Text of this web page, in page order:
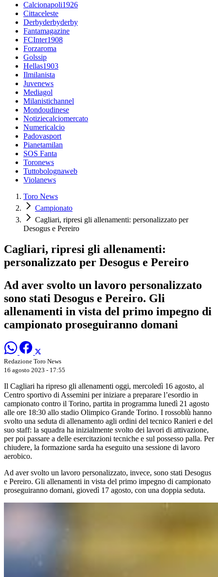
Calcionapoli1926
Cittaceleste
Derbyderbyderby
Fantamagazine
FCInter1908
Forzaroma
Golssip
Hellas1903
Ilmilanista
Juvenews
Mediagol
Milanistichannel
Mondoudinese
Notiziecalciomercato
Numericalcio
Padovasport
Pianetamilan
SOS Fanta
Toronews
Tuttobolognaweb
Violanews
Toro News
Campionato
Cagliari, ripresi gli allenamenti: personalizzato per
Desogus e Pereiro
Cagliari, ripresi gli allenamenti:
personalizzato per Desogus e Pereiro
Ad aver svolto un lavoro personalizzato
sono stati Desogus e Pereiro. Gli
allenamenti in vista del primo impegno di
campionato proseguiranno domani
Redazione Toro News
16 agosto 2023 - 17:55
Il Cagliari ha ripreso gli allenamenti oggi, mercoledì 16 agosto, al
Centro sportivo di Assemini per iniziare a preparare l’esordio in
campionato contro il Torino, partita in programma lunedì 21 agosto
alle ore 18:30 allo stadio Olimpico Grande Torino. I rossoblù hanno
svolto una seduta di allenamento agli ordini del tecnico Ranieri e del
suo staff: la squadra ha inizialmente svolto dei lavori di attivazione,
per poi passare a delle esercitazioni tecniche e sul possesso palla. Per
chiudere, la formazione sarda ha eseguito una sessione di lavoro
aerobico.
Ad aver svolto un lavoro personalizzato, invece, sono stati Desogus
e Pereiro. Gli allenamenti in vista del primo impegno di campionato
proseguiranno domani, giovedì 17 agosto, con una doppia seduta.